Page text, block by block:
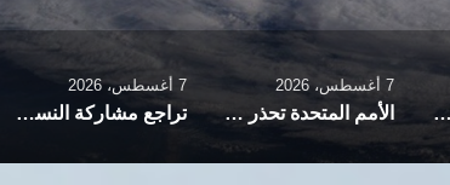
في إيران يدفع النساء لبيع البويضات وتأجير الأرحام
7 أغسطس، 2026
الأمم المتحدة تحذر من استمرار تهديد داعش وتدعو لاستراتيجية دولية شاملة لمواجهته
7 أغسطس، 2026
تراجع مشاركة النساء في سوق العمل الإيراني وتأنيث الفقر يهدد الملايين